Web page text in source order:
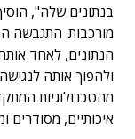
בנתונים שלה",
מורכבות. התגבשה
הנתונים, לאחד
ולהפוך אותה
מהטכנולוגיות
איכותיים, מסודרים